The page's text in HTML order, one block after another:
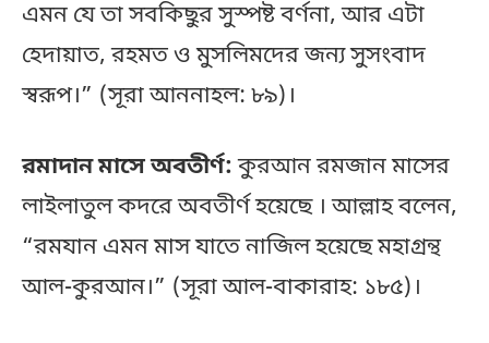
এমন যে তা সবকিছুর সুস্পষ্ট বর্ণনা, আর এটা
হেদায়াত, রহমত ও মুসলিমদের জন্য সুসংবাদ
স্বরূপ।” (সূরা আননাহল: ৮৯)।
রমাদান মাসে অবতীর্ণ:কুরআন রমজান মাসের
লাইলাতুল কদরে অবতীর্ণ হয়েছে । আল্লাহ বলেন,
“রমযান এমন মাস যাতে নাজিল হয়েছে মহাগ্রন্থ
আল-কুরআন।” (সূরা আল-বাকারাহ: ১৮৫)।